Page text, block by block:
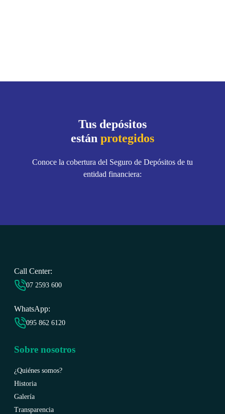
Tus depósitos
están protegidos
Conoce la cobertura del Seguro de Depósitos de tu
entidad financiera:
Call Center:
07 2593 600
WhatsApp:
095 862 6120
Sobre nosotros
¿Quiénes somos?
Historia
Galería
Transparencia